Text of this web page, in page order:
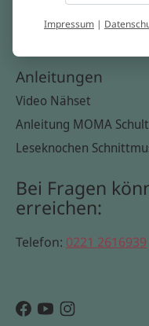
Anleitungen
Video Nähset
Anleitung MOMA
Leseknochen
Bei Fragen
erreichen:
Telefon: 0221 2616939
Impressum |